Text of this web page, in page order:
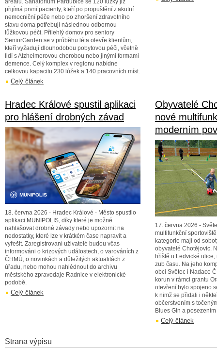
areálu. Sanatorium Pardubice se 120 lůžky již
přijímá první pacienty, kteří po propuštění z akutní
nemocniční péče nebo po zhoršení zdravotního
stavu doma potřebují následnou odbornou
lůžkovou péči. Přilehlý domov pro seniory
SeniorGarden se v průběhu léta otevře klientům,
kteří vyžadují dlouhodobou pobytovou péči, včetně
lidí s Alzheimerovou chorobou nebo jinými formami
demence. Celý komplex v regionu nabídne
celkovou kapacitu 230 lůžek a 140 pracovních míst.
Celý článek
Hradec Králové spustil aplikaci
pro hlášení drobných závad
18. června 2026 - Hradec Králové - Město spustilo
aplikaci MUNIPOLIS, díky které je možné
nahlašovat drobné závady nebo upozornit na
nedostatky, které lze v krátkém čase napravit a
vyřešit. Zaregistrovaní uživatelé budou včas
informováni o krizových událostech, o varováních z
ČHMÚ, o novinkách a důležitých aktualitách z
úřadu, nebo mohou nahlédnout do archivu
městského zpravodaje Radnice v elektronické
podobě.
Celý článek
Obyvatelé
nové
moderním
17. června 2026 -
multifunkční
kategorie mají od
obyvatelé Chotějovic.
hřiště u Ledvické
zub času. Na jeho
obci Světec i Nadace
korun v rámci grantu
otevření bylo spojeno
k nimž se přidali i
občerstvením s
Blues Gin a
Celý článek
Strana výpisu